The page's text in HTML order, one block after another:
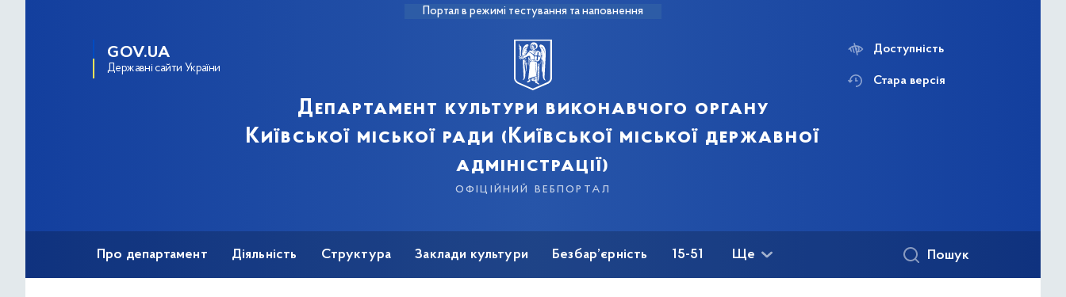
Портал в режимі тестування та наповнення
GOV.UA
Державні сайти України
Департамент культури виконавчого органу
Київської міської ради (Київської міської державної
адміністрації)
офіційний вебпортал
Доступність
Стара версія
Про департамент Діяльність Структура Заклади культури Безбар’єрність 15-51 Ще Пошук